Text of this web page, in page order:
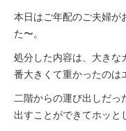
本日はご年配のご夫婦が
た〜。
処分した内容は、大きな
番大きくて重かったのは
二階からの運び出しだっ
出すことができてホッと